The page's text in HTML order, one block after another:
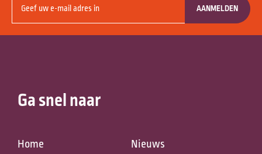
AANMELDEN
Ga snel naar
Home
Nieuws